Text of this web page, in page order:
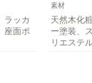
ラッカ
座面ポ
素材
天然木化
ー塗装、
リエステ